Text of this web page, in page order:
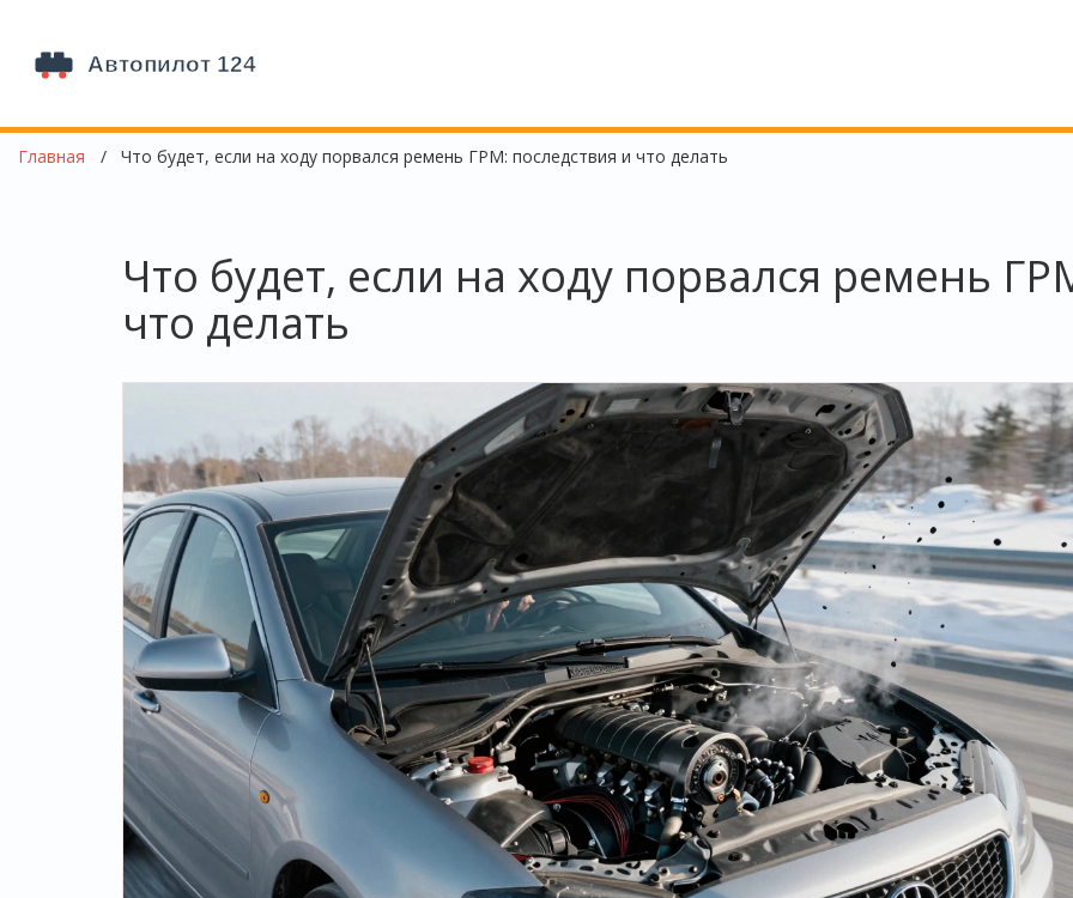
Главная Что будет, если на ходу порвался ремень ГРМ: последствия и что делать
Что будет, если на ходу порвался ремень
что делать